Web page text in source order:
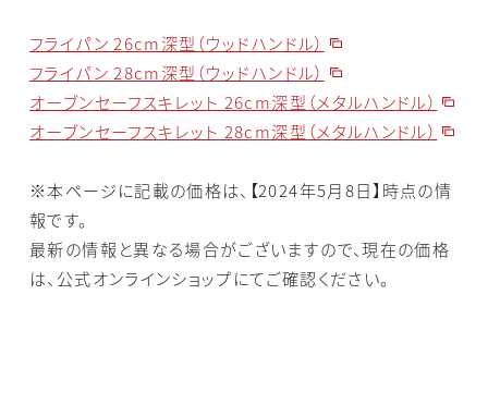
フライパン 26cm深型（ウッドハンドル）
フライパン 28cm深型（ウッドハンドル）
オーブンセーフスキレット 26cm深型（メタルハンドル）
オーブンセーフスキレット 28cm深型（メタルハンドル）
※本ページに記載の価格は、【2024年5月8日】時点の情
報です。
最新の情報と異なる場合がございますので、現在の価格
は、公式オンラインショップにてご確認ください。